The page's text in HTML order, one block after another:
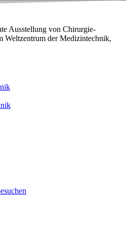
Ausstellung von Chirurgie-
Weltzentrum der Medizintechnik,